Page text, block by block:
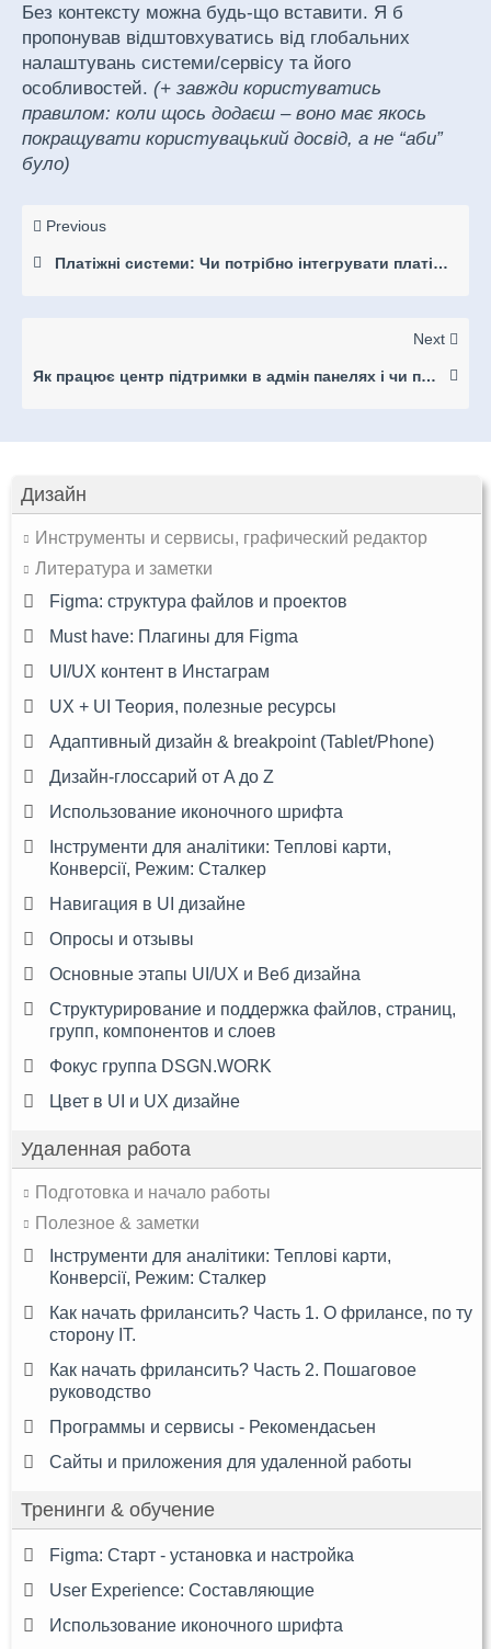
Дизайн
Инструменты и сервисы, графический редактор
Литература и заметки
Figma: структура файлов и проектов
Must have: Плагины для Figma
UI/UX контент в Инстаграм
UX + UI Теория, полезные ресурсы
Адаптивный дизайн & breakpoint (Tablet/Phone)
Дизайн-глоссарий от A до Z
Использование иконочного шрифта
Інструменти для аналітики: Теплові карти,
Конверсії, Режим: Сталкер
Навигация в UI дизайне
Опросы и отзывы
Основные этапы UI/UX и Веб дизайна
Структурирование и поддержка файлов, страниц,
групп, компонентов и слоев
Фокус группа DSGN.WORK
Цвет в UI и UX дизайне
Удаленная работа
Подготовка и начало работы
Полезное & заметки
Інструменти для аналітики: Теплові карти,
Конверсії, Режим: Сталкер
Как начать фрилансить? Часть 1. О фрилансе, по ту
сторону IT.
Как начать фрилансить? Часть 2. Пошаговое
руководство
Программы и сервисы - Рекомендасьен
Сайты и приложения для удаленной работы
Тренинги & обучение
Figma: Старт - установка и настройка
User Experience: Составляющие
Использование иконочного шрифта
Без контексту можна будь-що вставити. Я б
пропонував відштовхуватись від глобальних
налаштувань системи/сервісу та його
особливостей. (+ завжди користуватись
правилом: коли щось додаєш – воно має якось
покращувати користувацький досвід, а не “аби”
було)
Previous
Платіжні системи: Чи потрібно інтегрувати платіжну систему ? Наприклад, якщо це Адмін панель ресторану то розрахунок керується через Адмін панель? Якщо так, тоді потрібно окремий розділ з фінансами розробляти?
Next
Як працює центр підтримки в адмін панелях і чи потрібно її розробляти взагалі?